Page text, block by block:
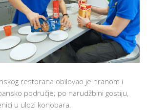
restorana obilovao je hranom i
područje; po narudžbini gostiju,
u ulozi konobara.